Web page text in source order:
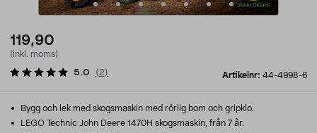
119,90
(inkl. moms)
Artikelnr: 44-4998-6
5.0 ( 2)
Bygg och lek med skogsmaskin med rörlig bom och gripklo.
LEGO Technic John Deere 1470H skogsmaskin, från 7 år.